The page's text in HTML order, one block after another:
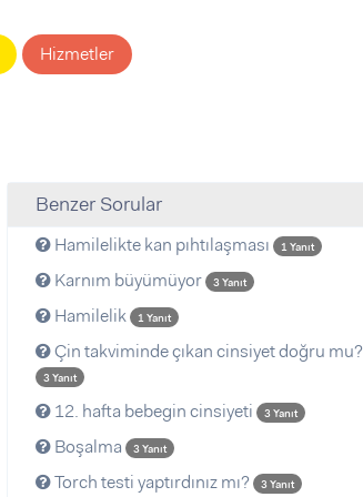
Hizmetler
Benzer Sorular
Hamilelikte kan pıhtılaşması 1 Yanıt
Karnım büyümüyor 3 Yanıt
Hamilelik 1 Yanıt
Çin takviminde çıkan cinsiyet doğru mu?
3 Yanıt
12. hafta bebegin cinsiyeti 3 Yanıt
Boşalma 3 Yanıt
Torch testi yaptırdınız mı? 3 Yanıt